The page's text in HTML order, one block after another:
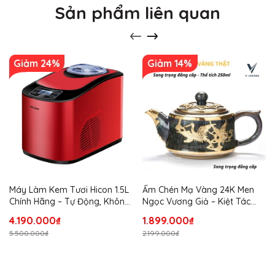
Sản phẩm liên quan
Giảm 24%
Máy Làm Kem Tươi Hicon 1.5L
Chính Hãng – Tự Động, Không
Lớn Cho Gia Đình
4.190.000₫
5.500.000₫
Giảm 14%
Ấm Chén Mạ Vàng 24K Men
Ngọc Vương Giả – Kiệt Tác
Hộp Lụa Cao Cấp
1.899.000₫
2.199.000₫